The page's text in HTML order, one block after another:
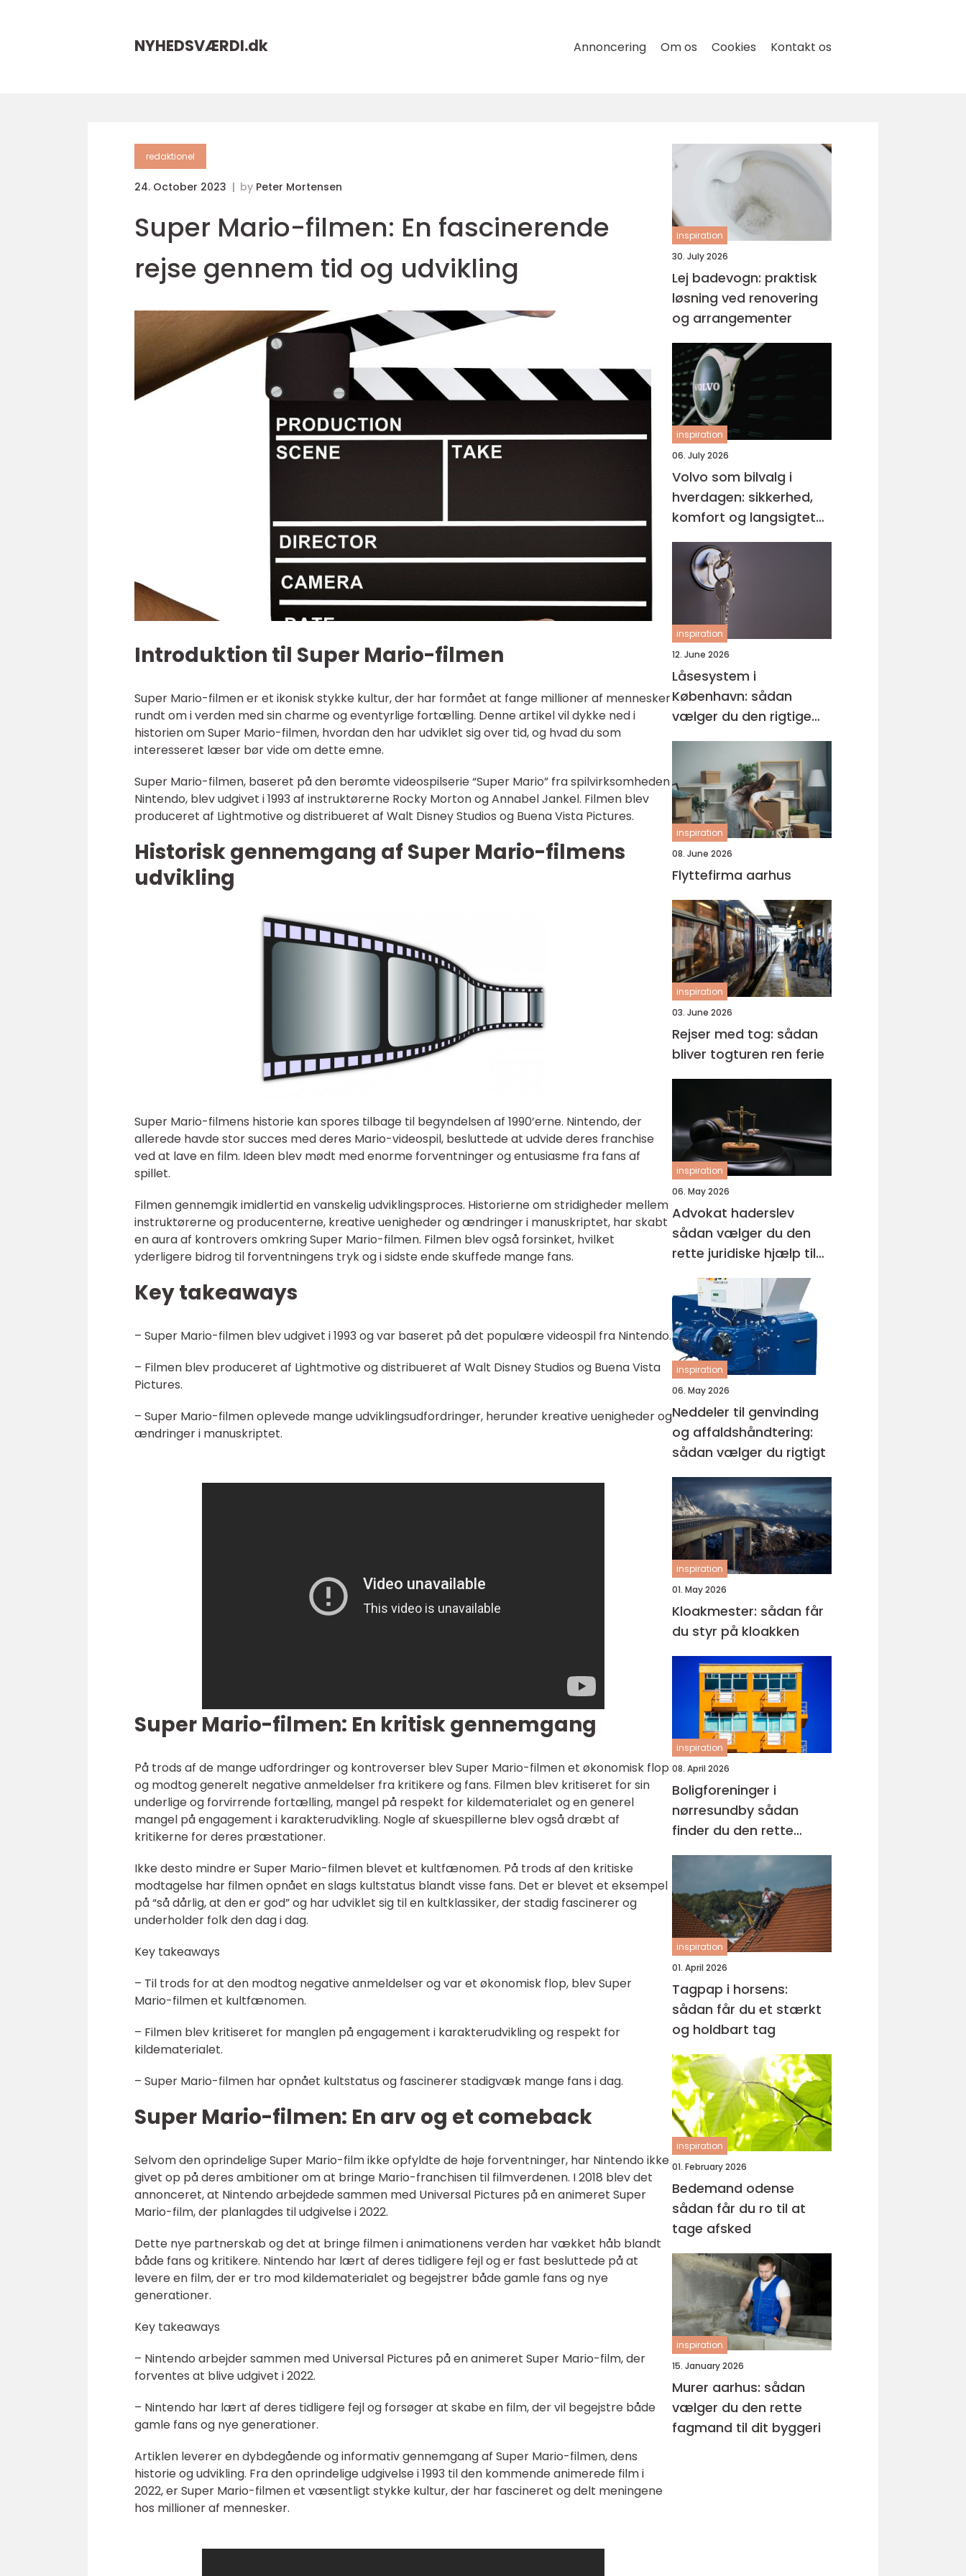
NYHEDSVÆRDI.dk Annoncering Om os Cookies Kontakt os
redaktionel
24. October 2023 by Peter Mortensen
Super Mario-filmen: En fascinerende
rejse gennem tid og udvikling
Introduktion til Super Mario-filmen
Super Mario-filmen er et ikonisk stykke kultur, der har formået at fange millioner af mennesker
rundt om i verden med sin charme og eventyrlige fortælling. Denne artikel vil dykke ned i
historien om Super Mario-filmen, hvordan den har udviklet sig over tid, og hvad du som
interesseret læser bør vide om dette emne.
Super Mario-filmen, baseret på den berømte videospilserie “Super Mario” fra spilvirksomheden
Nintendo, blev udgivet i 1993 af instruktørerne Rocky Morton og Annabel Jankel. Filmen blev
produceret af Lightmotive og distribueret af Walt Disney Studios og Buena Vista Pictures.
Historisk gennemgang af Super Mario-filmens
udvikling
Super Mario-filmens historie kan spores tilbage til begyndelsen af 1990’erne. Nintendo, der
allerede havde stor succes med deres Mario-videospil, besluttede at udvide deres franchise
ved at lave en film. Ideen blev mødt med enorme forventninger og entusiasme fra fans af
spillet.
Filmen gennemgik imidlertid en vanskelig udviklingsproces. Historierne om stridigheder mellem
instruktørerne og producenterne, kreative uenigheder og ændringer i manuskriptet, har skabt
en aura af kontrovers omkring Super Mario-filmen. Filmen blev også forsinket, hvilket
yderligere bidrog til forventningens tryk og i sidste ende skuffede mange fans.
Key takeaways
– Super Mario-filmen blev udgivet i 1993 og var baseret på det populære videospil fra Nintendo.
– Filmen blev produceret af Lightmotive og distribueret af Walt Disney Studios og Buena Vista
Pictures.
– Super Mario-filmen oplevede mange udviklingsudfordringer, herunder kreative uenigheder og
ændringer i manuskriptet.
Super Mario-filmen: En kritisk gennemgang
På trods af de mange udfordringer og kontroverser blev Super Mario-filmen et økonomisk flop
og modtog generelt negative anmeldelser fra kritikere og fans. Filmen blev kritiseret for sin
underlige og forvirrende fortælling, mangel på respekt for kildematerialet og en generel
mangel på engagement i karakterudvikling. Nogle af skuespillerne blev også dræbt af
kritikerne for deres præstationer.
Ikke desto mindre er Super Mario-filmen blevet et kultfænomen. På trods af den kritiske
modtagelse har filmen opnået en slags kultstatus blandt visse fans. Det er blevet et eksempel
på “så dårlig, at den er god” og har udviklet sig til en kultklassiker, der stadig fascinerer og
underholder folk den dag i dag.
Key takeaways
– Til trods for at den modtog negative anmeldelser og var et økonomisk flop, blev Super
Mario-filmen et kultfænomen.
– Filmen blev kritiseret for manglen på engagement i karakterudvikling og respekt for
kildematerialet.
– Super Mario-filmen har opnået kultstatus og fascinerer stadigvæk mange fans i dag.
Super Mario-filmen: En arv og et comeback
Selvom den oprindelige Super Mario-film ikke opfyldte de høje forventninger, har Nintendo ikke
givet op på deres ambitioner om at bringe Mario-franchisen til filmverdenen. I 2018 blev det
annonceret, at Nintendo arbejdede sammen med Universal Pictures på en animeret Super
Mario-film, der planlagdes til udgivelse i 2022.
Dette nye partnerskab og det at bringe filmen i animationens verden har vækket håb blandt
både fans og kritikere. Nintendo har lært af deres tidligere fejl og er fast besluttede på at
levere en film, der er tro mod kildematerialet og begejstrer både gamle fans og nye
generationer.
Key takeaways
– Nintendo arbejder sammen med Universal Pictures på en animeret Super Mario-film, der
forventes at blive udgivet i 2022.
– Nintendo har lært af deres tidligere fejl og forsøger at skabe en film, der vil begejstre både
gamle fans og nye generationer.
Artiklen leverer en dybdegående og informativ gennemgang af Super Mario-filmen, dens
historie og udvikling. Fra den oprindelige udgivelse i 1993 til den kommende animerede film i
2022, er Super Mario-filmen et væsentligt stykke kultur, der har fascineret og delt meningene
hos millioner af mennesker.
inspiration
30. July 2026
Lej badevogn: praktisk
løsning ved renovering
og arrangementer
inspiration
06. July 2026
Volvo som bilvalg i
hverdagen: sikkerhed,
komfort og langsigtet
værdi
inspiration
12. June 2026
Låsesystem i
København: sådan
vælger du den rigtige
løsning
inspiration
08. June 2026
Flyttefirma aarhus
inspiration
03. June 2026
Rejser med tog: sådan
bliver togturen ren ferie
inspiration
06. May 2026
Advokat haderslev
sådan vælger du den
rette juridiske hjælp til
familien
inspiration
06. May 2026
Neddeler til genvinding
og affaldshåndtering:
sådan vælger du rigtigt
inspiration
01. May 2026
Kloakmester: sådan får
du styr på kloakken
inspiration
08. April 2026
Boligforeninger i
nørresundby sådan
finder du den rette
lejebolig
inspiration
01. April 2026
Tagpap i horsens:
sådan får du et stærkt
og holdbart tag
inspiration
01. February 2026
Bedemand odense
sådan får du ro til at
tage afsked
inspiration
15. January 2026
Murer aarhus: sådan
vælger du den rette
fagmand til dit byggeri